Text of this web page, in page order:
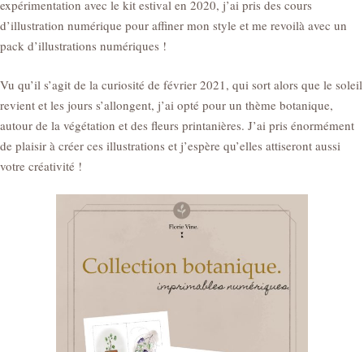
expérimentation avec le kit estival en 2020, j’ai pris des cours
d’illustration numérique pour affiner mon style et me revoilà avec un
pack d’illustrations numériques !
Vu qu’il s’agit de la curiosité de février 2021, qui sort alors que le soleil
revient et les jours s’allongent, j’ai opté pour un thème botanique,
autour de la végétation et des fleurs printanières. J’ai pris énormément
de plaisir à créer ces illustrations et j’espère qu’elles attiseront aussi
votre créativité !